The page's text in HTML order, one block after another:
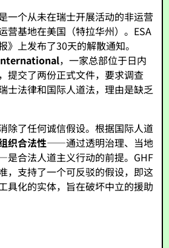
一个从未在瑞士开展活动的非运营
营基地在美国（特拉华州）。ESA
》上发布了30天的解散通知。
，一家总部位于日内
提交了两份正式文件，要求调查
士法律和国际人道法，理由是缺乏
除了任何诚信假设。根据国际人道
织合法性——通过透明治理、当地
合法人道主义行动的前提。GHF
，支持了一个可反驳的假设，即这
具化的实体，旨在破坏中立的援助